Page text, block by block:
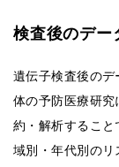
検査後のデー
遺伝子検査後の
体の予防医療研
約・解析するこ
域別・年代別のリ